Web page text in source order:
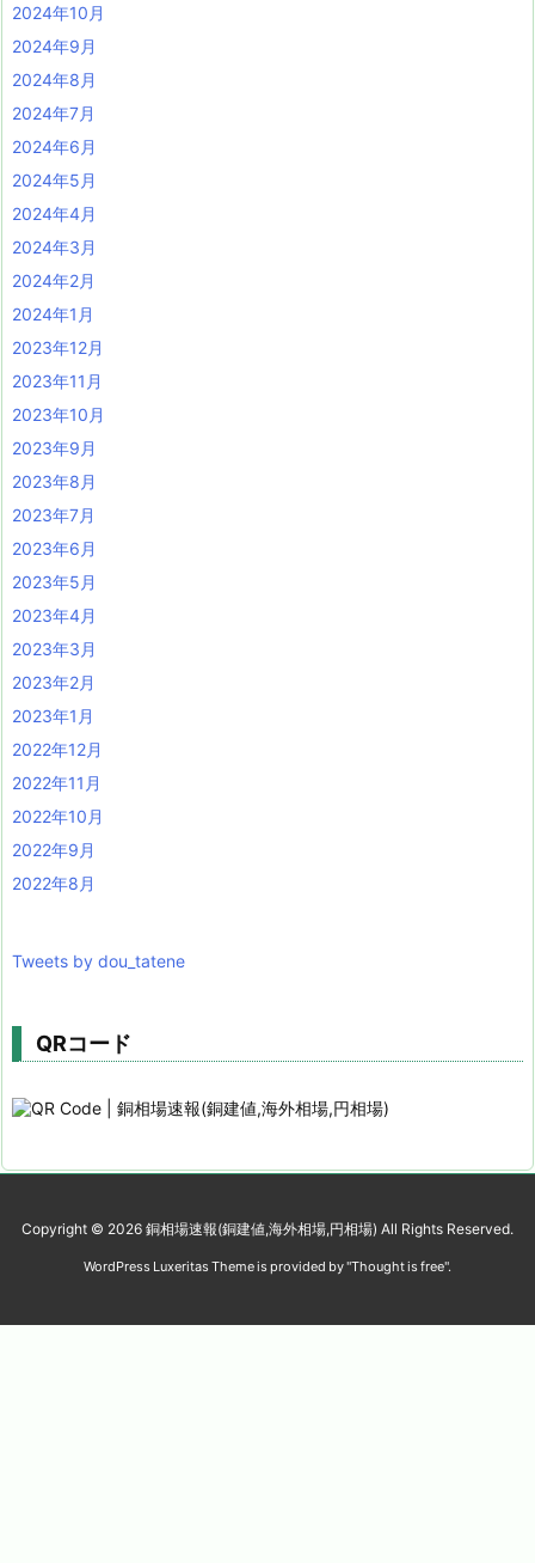
2024年10月
2024年9月
2024年8月
2024年7月
2024年6月
2024年5月
2024年4月
2024年3月
2024年2月
2024年1月
2023年12月
2023年11月
2023年10月
2023年9月
2023年8月
2023年7月
2023年6月
2023年5月
2023年4月
2023年3月
2023年2月
2023年1月
2022年12月
2022年11月
2022年10月
2022年9月
2022年8月
Tweets by dou_tatene
QRコード
Copyright © 2026 銅相場速報(銅建値,海外相場,円相場) All Rights Reserved.
WordPress Luxeritas Theme is provided by "Thought is free".